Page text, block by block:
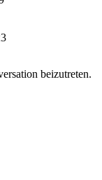
beizutreten.